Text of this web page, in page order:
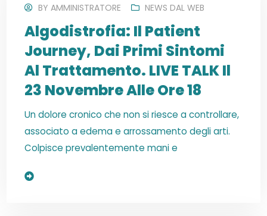
BYAMMINISTRATORE NEWS DAL WEB
Algodistrofia: Il Patient
Journey, Dai Primi Sintomi
Al Trattamento. LIVE TALK Il
23 Novembre Alle Ore 18
Un dolore cronico che non si riesce a controllare,
associato a edema e arrossamento degli arti.
Colpisce prevalentemente mani e